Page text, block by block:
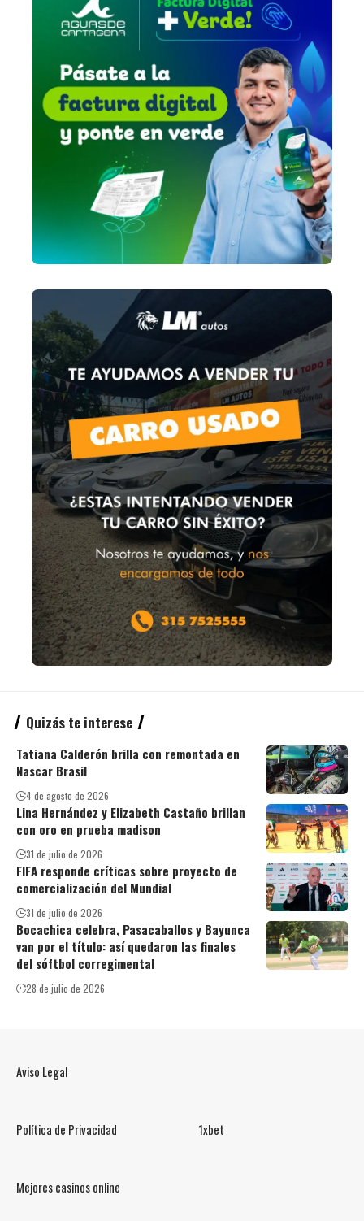
Quizás te interese
Tatiana Calderón brilla con remontada en
Nascar Brasil
4 de agosto de 2026
Lina Hernández y Elizabeth Castaño brillan
con oro en prueba madison
31 de julio de 2026
FIFA responde críticas sobre proyecto de
comercialización del Mundial
31 de julio de 2026
Bocachica celebra, Pasacaballos y Bayunca
van por el título: así quedaron las finales
del sóftbol corregimental
28 de julio de 2026
Aviso Legal
Política de Privacidad 1xbet
Mejores casinos online